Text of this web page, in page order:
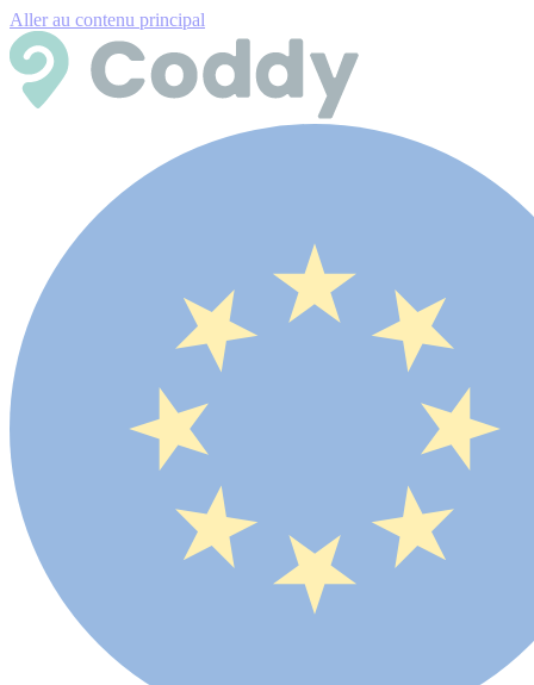
Aller au contenu principal